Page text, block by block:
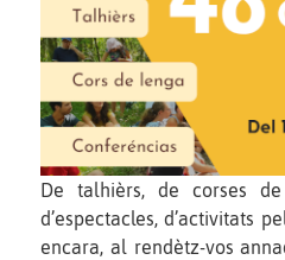
De talhièrs, de corses
d’espectacles, d’activitats
encara, al rendètz-vos